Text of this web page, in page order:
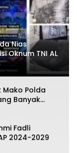
Nias
Oknum TNI AL
Mako Polda
Banyak
Fadli
2024-2029